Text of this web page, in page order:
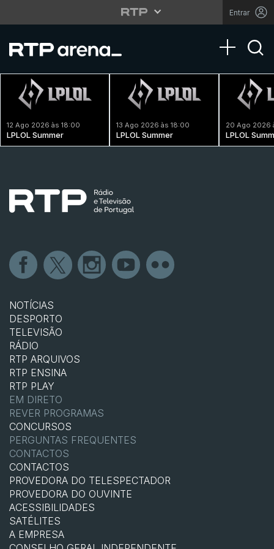
Entrar
Toggle
12 Ago 2026 às 18:00
LPLOL Summer
13 Ago 2026 às 18:00
LPLOL Summer
20 Ago 2026
LPLOL
NOTÍCIAS
DESPORTO
TELEVISÃO
RÁDIO
RTP ARQUIVOS
RTP ENSINA
RTP PLAY
EM DIRETO
REVER PROGRAMAS
CONCURSOS
PERGUNTAS FREQUENTES
CONTACTOS
CONTACTOS
PROVEDORA DO TELESPECTADOR
PROVEDORA DO OUVINTE
ACESSIBILIDADES
SATÉLITES
A EMPRESA